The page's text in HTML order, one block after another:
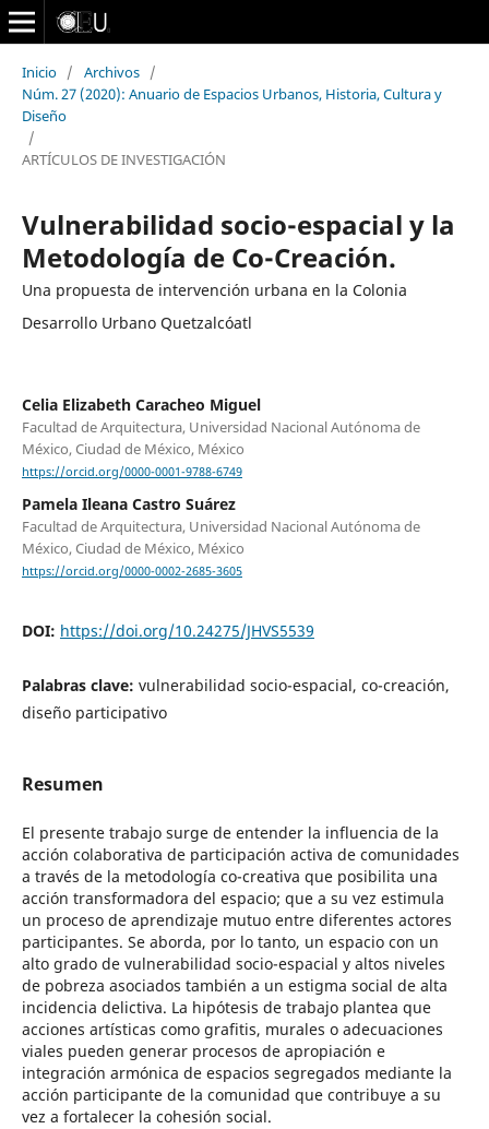
Inicio / Archivos /
Núm. 27 (2020): Anuario de Espacios Urbanos, Historia, Cultura y
Diseño
/
ARTÍCULOS DE INVESTIGACIÓN
Vulnerabilidad socio-espacial y la
Metodología de Co-Creación.
Una propuesta de intervención urbana en la Colonia
Desarrollo Urbano Quetzalcóatl
Celia Elizabeth Caracheo Miguel
Facultad de Arquitectura, Universidad Nacional Autónoma de
México, Ciudad de México, México
https://orcid.org/0000-0001-9788-6749
Pamela Ileana Castro Suárez
Facultad de Arquitectura, Universidad Nacional Autónoma de
México, Ciudad de México, México
https://orcid.org/0000-0002-2685-3605
DOI: https://doi.org/10.24275/JHVS5539
Palabras clave: vulnerabilidad socio-espacial, co-creación,
diseño participativo
Resumen
El presente trabajo surge de entender la influencia de la
acción colaborativa de participación activa de comunidades
a través de la metodología co-creativa que posibilita una
acción transformadora del espacio; que a su vez estimula
un proceso de aprendizaje mutuo entre diferentes actores
participantes. Se aborda, por lo tanto, un espacio con un
alto grado de vulnerabilidad socio-espacial y altos niveles
de pobreza asociados también a un estigma social de alta
incidencia delictiva. La hipótesis de trabajo plantea que
acciones artísticas como grafitis, murales o adecuaciones
viales pueden generar procesos de apropiación e
integración armónica de espacios segregados mediante la
acción participante de la comunidad que contribuye a su
vez a fortalecer la cohesión social.